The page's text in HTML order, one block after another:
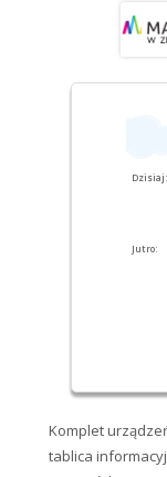
Komplet
tablica